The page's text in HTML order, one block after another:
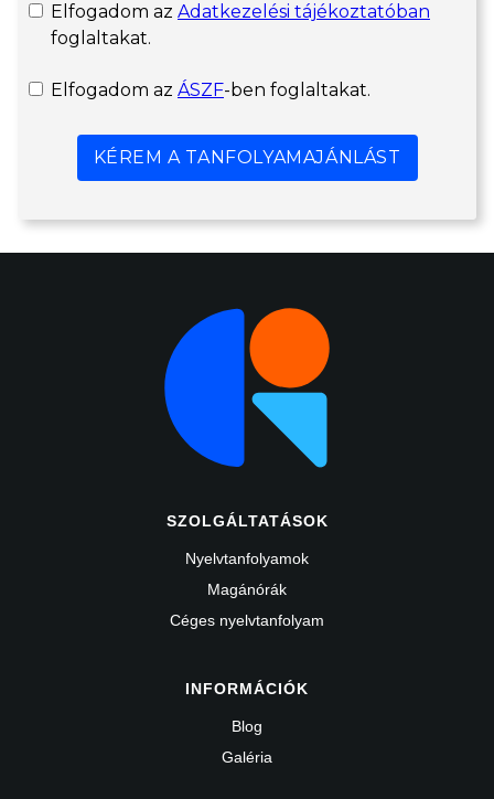
Elfogadom az Adatkezelési tájékoztatóban
foglaltakat.
Elfogadom az ÁSZF-ben foglaltakat.
SZOLGÁLTATÁSOK
Nyelvtanfolyamok
Magánórák
Céges nyelvtanfolyam
INFORMÁCIÓK
Blog
Galéria